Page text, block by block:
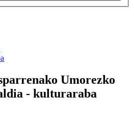
Umorezko
- kulturaraba